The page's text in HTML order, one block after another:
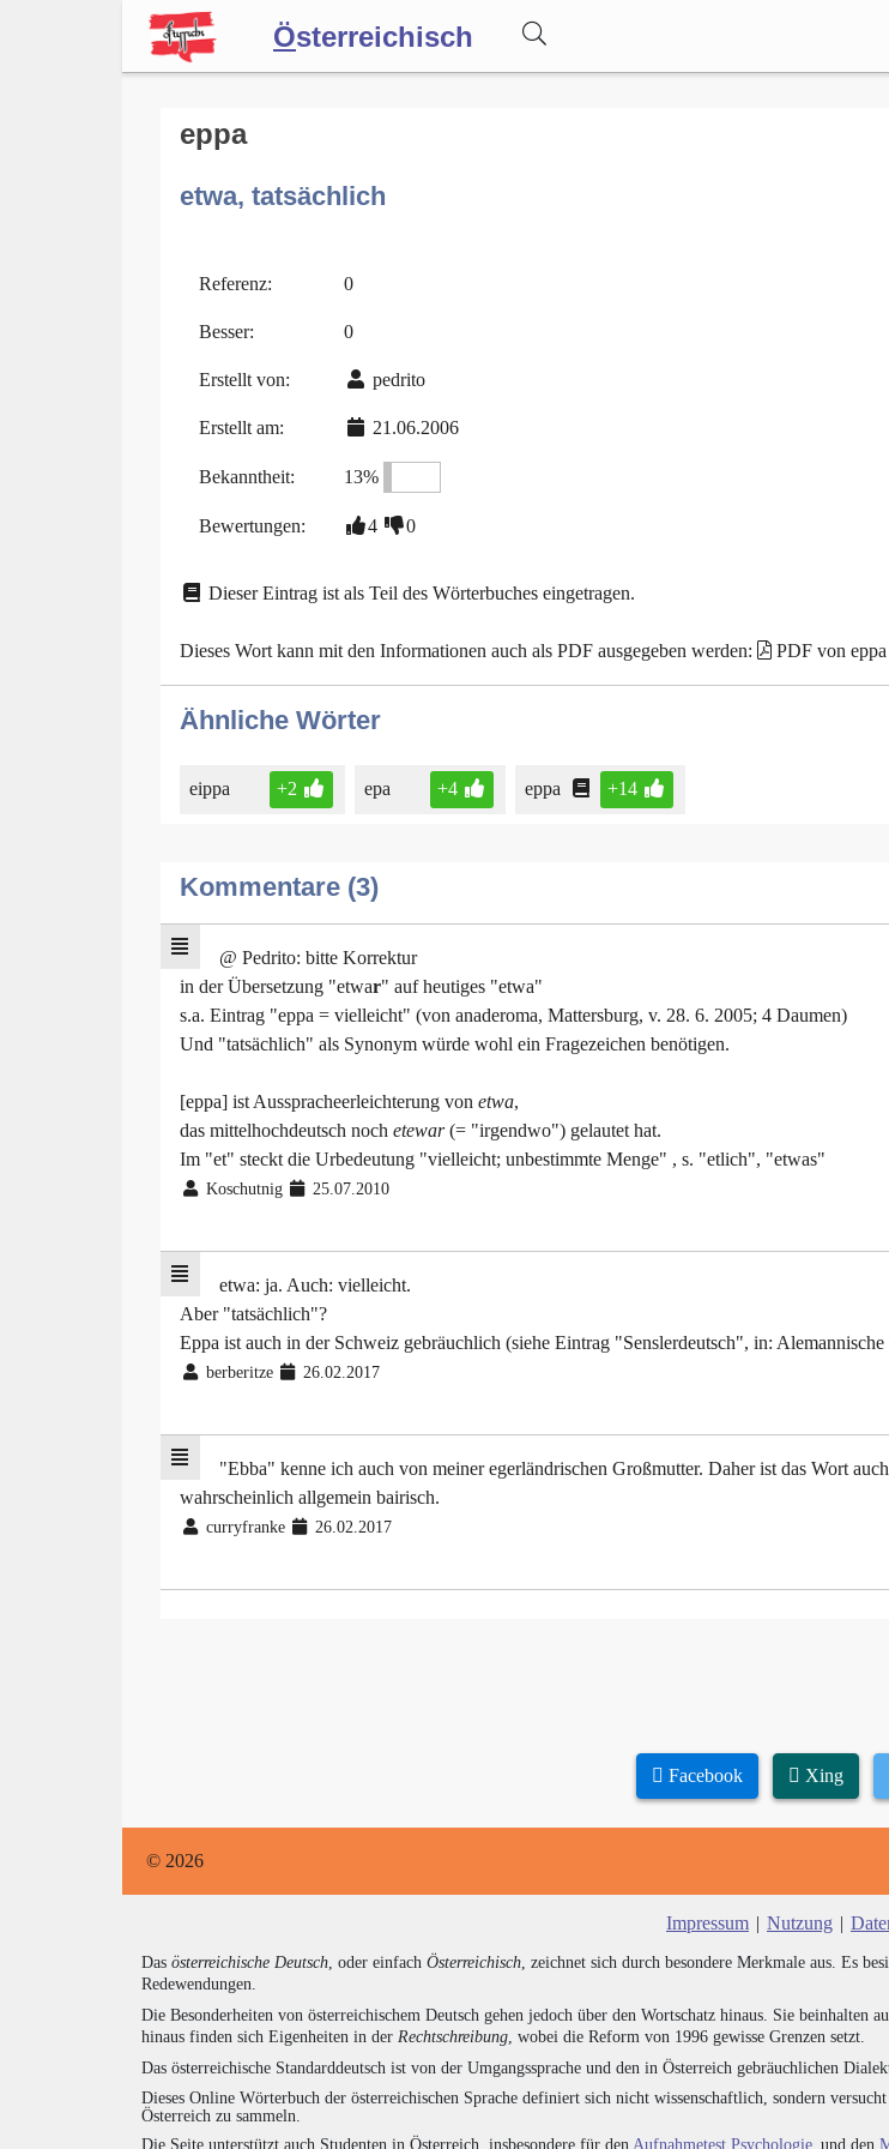
Österreichisch
Forum
Blog
eppa
etwa, tatsächlich
Referenz: 0
Besser: 0
Erstellt von: pedrito
Erstellt am: 21.06.2006
Bekanntheit: 13%
Bewertungen: 4 0
Dieser Eintrag ist als Teil des Wörterbuches eingetragen.
Dieses Wort kann mit den Informationen auch als PDF ausgegeben werden: PDF von eppa
Ähnliche Wörter
eippa +2 epa +4 eppa +14
Kommentare (3)
@ Pedrito: bitte Korrektur
in der Übersetzung "etwar" auf heutiges "etwa"
s.a. Eintrag "eppa = vielleicht" (von anaderoma, Mattersburg, v. 28. 6. 2005; 4 Daumen)
Und "tatsächlich" als Synonym würde wohl ein Fragezeichen benötigen.
[eppa] ist Ausspracheerleichterung von etwa,
das mittelhochdeutsch noch etewar(= "irgendwo") gelautet hat.
Im "et" steckt die Urbedeutung "vielleicht; unbestimmte Menge" , s. "etlich", "etwas"
Koschutnig 25.07.2010
etwa: ja. Auch: vielleicht.
Aber "tatsächlich"?
Eppa ist auch in der Schweiz gebräuchlich (siehe Eintrag "Senslerdeutsch", in:
berberitze 26.02.2017
"Ebba" kenne ich auch von meiner egerländrischen Großmutter. Daher ist das Wort
wahrscheinlich allgemein bairisch.
curryfranke 26.02.2017
Facebook Xing
© 2026
Impressum | Nutzung |
Das österreichische Deutsch, oder einfach Österreichisch, zeichnet sich durch besondere Merkmale aus. Es
Redewendungen.
Die Besonderheiten von österreichischem Deutsch gehen jedoch über den Wortschatz hinaus. Sie
hinaus finden sich Eigenheiten in der Rechtschreibung, wobei die Reform von 1996 gewisse Grenzen setzt.
Das österreichische Standarddeutsch ist von der Umgangssprache und den in Österreich gebräuchlichen
Dieses Online Wörterbuch der österreichischen Sprache definiert sich nicht wissenschaftlich, sondern
Österreich zu sammeln.
Die Seite unterstützt auch Studenten in Österreich, insbesondere für den Aufnahmetest Psychologie und den